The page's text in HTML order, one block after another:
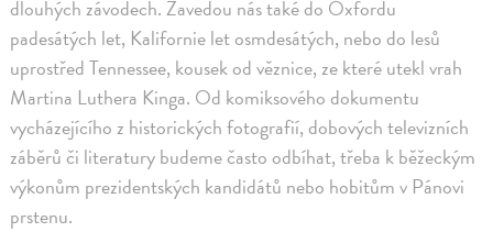
dlouhých závodech. Zavedou nás také do Oxfordu
padesátých let, Kalifornie let osmdesátých, nebo do lesů
uprostřed Tennessee, kousek od věznice, ze které utekl vrah
Martina Luthera Kinga. Od komiksového dokumentu
vycházejícího z historických fotografií, dobových televizních
záběrů či literatury budeme často odbíhat, třeba k běžeckým
výkonům prezidentských kandidátů nebo hobitům v Pánovi
prstenu.